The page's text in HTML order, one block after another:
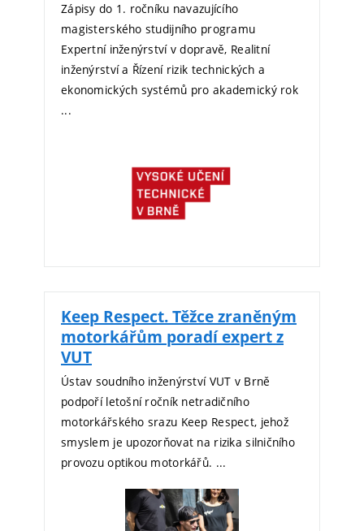
Zápisy do 1. ročníku navazujícího
magisterského studijního programu
Expertní inženýrství v dopravě, Realitní
inženýrství a Řízení rizik technických a
ekonomických systémů pro akademický rok
...
Keep Respect. Těžce zraněným
motorkářům poradí expert z
VUT
Ústav soudního inženýrství VUT v Brně
podpoří letošní ročník netradičního
motorkářského srazu Keep Respect, jehož
smyslem je upozorňovat na rizika silničního
provozu optikou motorkářů. ...